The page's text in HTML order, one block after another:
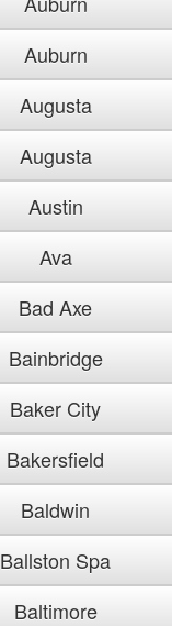
Auburn
Augusta
Augusta
Austin
Ava
Bad Axe
Bainbridge
Baker City
Bakersfield
Baldwin
Ballston Spa
Baltimore